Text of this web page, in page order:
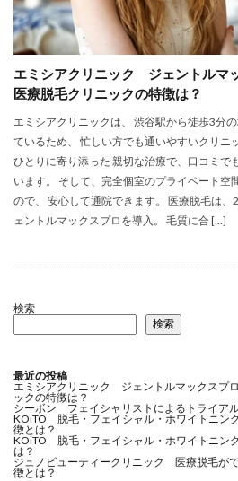
エミシアクリニック ジェントルマ
医療脱毛クリニックの特徴は？
エミシアクリニックは、 渋谷駅から徒歩3分
ているため、 忙しい方でも通いやすいクリニ
ひとりに寄り添った 親切な治療で、口コミで
います。 そして、完全個室のプライベート空
ので、 安心して通院できます。 医療脱毛は、
ェントルマックスプロを導入。 毛質に合 […]
検索
検索
最近の投稿
エミシアクリニック ジェントルマックスプ
ックの特徴は？
シーボン フェイシャリストによるトライア
KOiTO 脱毛・フェイシャル・ホワイトニン
徴とは？
KOiTO 脱毛・フェイシャル・ホワイトニン
は？
ジュノビューティークリニック 医療脱毛が
徴とは？